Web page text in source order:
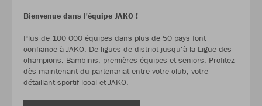
Bienvenue dans l'équipe JAKO !
Plus de 100 000 équipes dans plus de 50 pays font
confiance à JAKO. De ligues de district jusqu‘à la Ligue des
champions. Bambinis, premières équipes et seniors. Profitez
dès maintenant du partenariat entre votre club, votre
détaillant sportif local et JAKO.